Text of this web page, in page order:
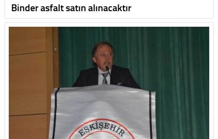
Binder asfalt satın alınacaktır